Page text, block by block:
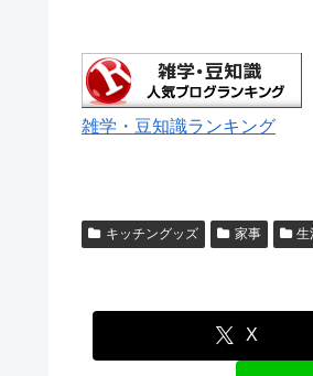
雑学・豆知識ランキング
キッチングッズ 家事 生
X